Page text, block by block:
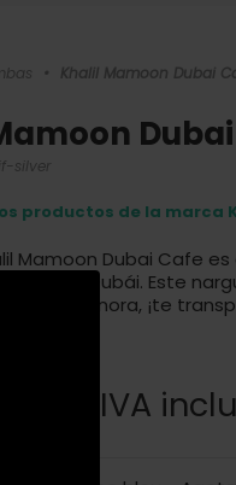
• Khalil Mamoon Dubai
silver
productos de la marca
Mamoon Dubai Cafe
shisha de Dubái. Este
y sonora, ¡te
€ IVA